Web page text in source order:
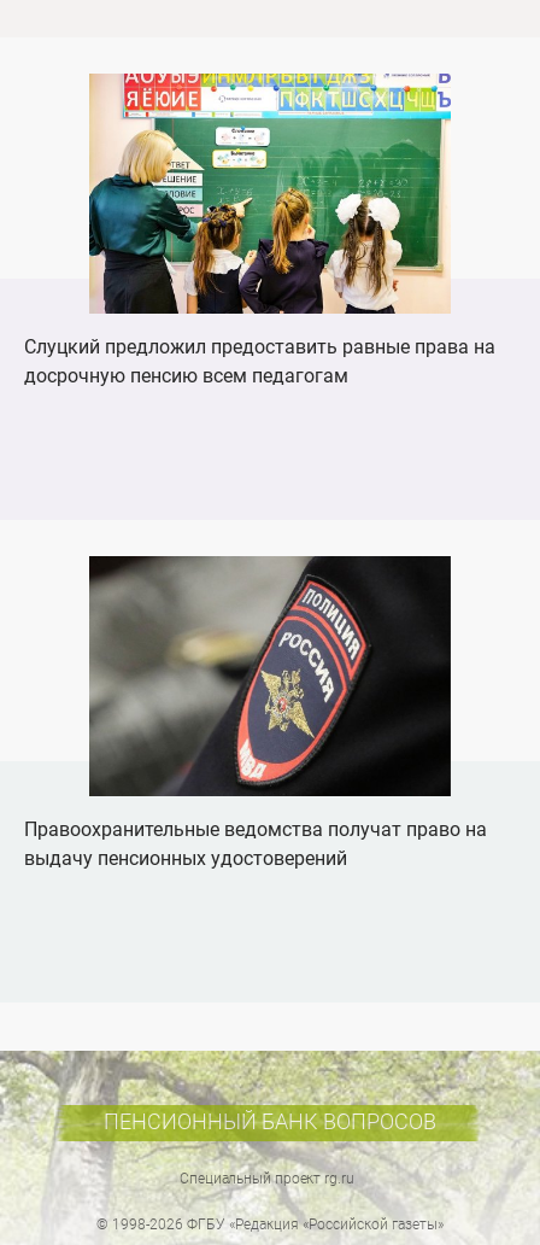
Слуцкий предложил предоставить равные права на
досрочную пенсию всем педагогам
Правоохранительные ведомства получат право на
выдачу пенсионных удостоверений
ПЕНСИОННЫЙ БАНК ВОПРОСОВ
Cпециальный проект rg.ru
© 1998-2026 ФГБУ «Редакция «Российской газеты»